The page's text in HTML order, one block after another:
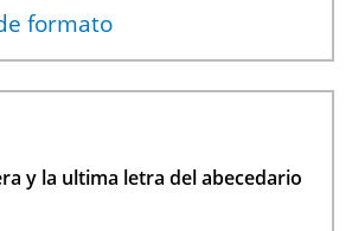
formato
y la ultima letra del abecedario